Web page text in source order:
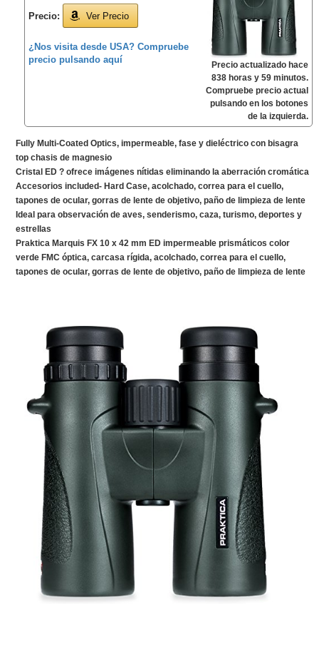
Precio: Ver Precio
¿Nos visita desde USA? Compruebe
precio pulsando aquí
Precio actualizado hace
838 horas y 59 minutos.
Compruebe precio actual
pulsando en los botones
de la izquierda.
Fully Multi-Coated Optics, impermeable, fase y dieléctrico con bisagra
top chasis de magnesio
Cristal ED ? ofrece imágenes nítidas eliminando la aberración cromática
Accesorios included- Hard Case, acolchado, correa para el cuello,
tapones de ocular, gorras de lente de objetivo, paño de limpieza de lente
Ideal para observación de aves, senderismo, caza, turismo, deportes y
estrellas
Praktica Marquis FX 10 x 42 mm ED impermeable prismáticos color
verde FMC óptica, carcasa rígida, acolchado, correa para el cuello,
tapones de ocular, gorras de lente de objetivo, paño de limpieza de lente